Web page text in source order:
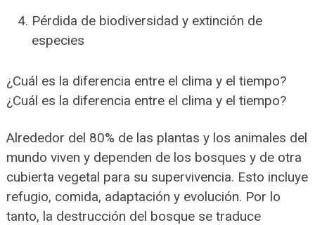
Pérdida de biodiversidad y extinción de
especies
¿Cuál es la diferencia entre el clima y el tiempo?
¿Cuál es la diferencia entre el clima y el tiempo?
Alrededor del 80% de las plantas y los animales del
mundo viven y dependen de los bosques y de otra
cubierta vegetal para su supervivencia. Esto incluye
refugio, comida, adaptación y evolución. Por lo
tanto, la destrucción del bosque se traduce